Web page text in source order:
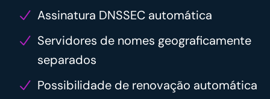
Assinatura DNSSEC automática
Servidores de nomes geograficamente
separados
Possibilidade de renovação automática